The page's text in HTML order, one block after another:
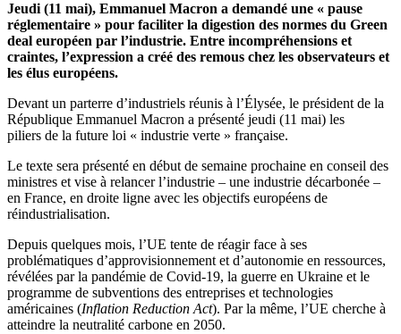
Jeudi (11 mai), Emmanuel Macron a demandé une « pause
réglementaire » pour faciliter la digestion des normes du Green
deal européen par l’industrie. Entre incompréhensions et
craintes, l’expression a créé des remous chez les observateurs et
les élus européens.
Devant un parterre d’industriels réunis à l’Élysée, le président de la
République Emmanuel Macron a présenté jeudi (11 mai) les
piliers de la future loi « industrie verte » française.
Le texte sera présenté en début de semaine prochaine en conseil des
ministres et vise à relancer l’industrie – une industrie décarbonée –
en France, en droite ligne avec les objectifs européens de
réindustrialisation.
Depuis quelques mois, l’UE tente de réagir face à ses
problématiques d’approvisionnement et d’autonomie en ressources,
révélées par la pandémie de Covid-19, la guerre en Ukraine et le
programme de subventions des entreprises et technologies
américaines (Inflation Reduction Act). Par la même, l’UE cherche à
atteindre la neutralité carbone en 2050.